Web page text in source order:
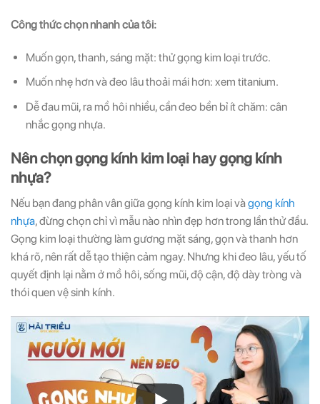
Công thức chọn nhanh của tôi:
Muốn gọn, thanh, sáng mặt: thử gọng kim loại trước.
Muốn nhẹ hơn và đeo lâu thoải mái hơn: xem titanium.
Dễ đau mũi, ra mồ hôi nhiều, cần đeo bền bỉ ít chăm: cân
nhắc gọng nhựa.
Nên chọn gọng kính kim loại hay gọng kính
nhựa?
Nếu bạn đang phân vân giữa gọng kính kim loại vàgọng kính
nhựa, đừng chọn chỉ vì mẫu nào nhìn đẹp hơn trong lần thử đầu.
Gọng kim loại thường làm gương mặt sáng, gọn và thanh hơn
khá rõ, nên rất dễ tạo thiện cảm ngay. Nhưng khi đeo lâu, yếu tố
quyết định lại nằm ở mồ hôi, sống mũi, độ cận, độ dày tròng và
thói quen vệ sinh kính.